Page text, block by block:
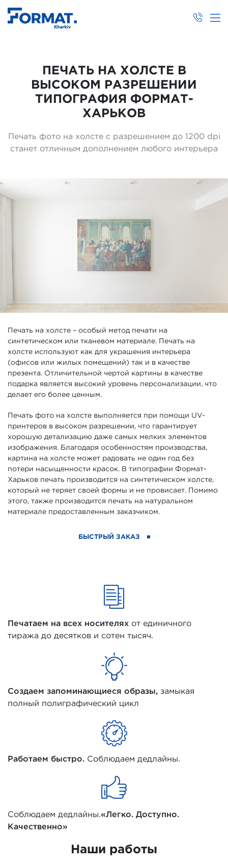
ПЕЧАТЬ НА ХОЛСТЕ В
ВЫСОКОМ РАЗРЕШЕНИИ
ТИПОГРАФИЯ ФОРМАТ-
ХАРЬКОВ
Печать фото на холсте с разрешением до 1200 dpi
станет отличным дополнением любого интерьера
Печать на холсте – особый метод печати на
синтетическом или тканевом материале. Печать на
холсте используют как для украшения интерьера
(офисов или жилых помещений) так и в качестве
презента. Отличительной чертой картины в качестве
подарка является высокий уровень персонализации, что
делает его более ценным.
Печать фото на холсте выполняется при помощи UV-
принтеров в высоком разрешении, что гарантирует
хорошую детализацию даже самых мелких элементов
изображения. Благодаря особенностям производства,
картина на холсте может радовать не один год без
потери насыщенности красок. В типографии Формат-
Харьков печать производится на синтетическом холсте,
который не теряет своей формы и не провисает. Помимо
этого, также производится печать на натуральном
материале предоставленным заказчиком.
БЫСТРЫЙ ЗАКАЗ
Печатаем на всех носителях от единичного
тиража до десятков и сотен тысяч.
Создаем запоминающиеся образы, замыкая
полный полиграфический цикл
Работаем быстро. Соблюдаем дедлайны.
Соблюдаем дедлайны.«Легко. Доступно.
Качественно»
Наши работы